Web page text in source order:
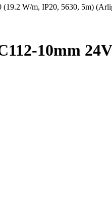
W/m, IP20, 5630, 5m)
10mm